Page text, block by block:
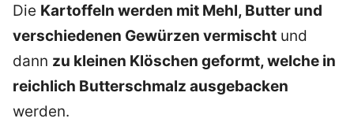
Die Kartoffeln werden mit Mehl, Butter und
verschiedenen Gewürzen vermischt und
dann zu kleinen Klöschen geformt, welche in
reichlich Butterschmalz ausgebacken
werden.